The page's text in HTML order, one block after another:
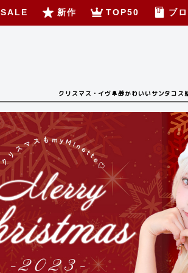
SALE 新作 TOP50 ブ
クリスマス・イヴ🔔🎁かわいいサンタコス